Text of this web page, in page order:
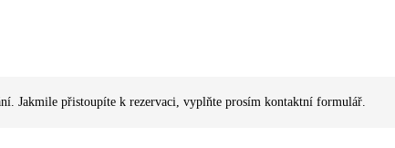
Jakmile přistoupíte k rezervaci, vyplňte prosím kontaktní formulář.